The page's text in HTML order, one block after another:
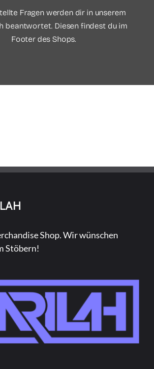
Fragen werden dir in unserem
beantwortet. Diesen findest du im
Footer des Shops.
Shop. Wir wünschen
Stöbern!